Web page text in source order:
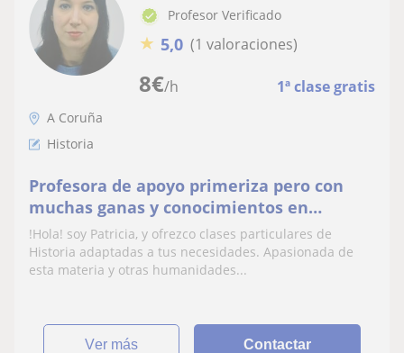
8€/h 1ª clase gratis
Profesor Verificado
★ 5,0 (1 valoraciones)
A Coruña
Historia
Profesora de apoyo primeriza pero con
muchas ganas y conocimientos en
Historia. También podría apoyar en tareas
de Lengua Castellana y Lengua Gallega.
Me adapto al horario y nivel necesario
!Hola! soy Patricia, y ofrezco clases particulares de
Historia adaptadas a tus necesidades. Apasionada de
esta materia y otras humanidades...
ver más Contactar